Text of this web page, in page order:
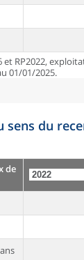
et RP2022,
01/01/2025.
sens du
de